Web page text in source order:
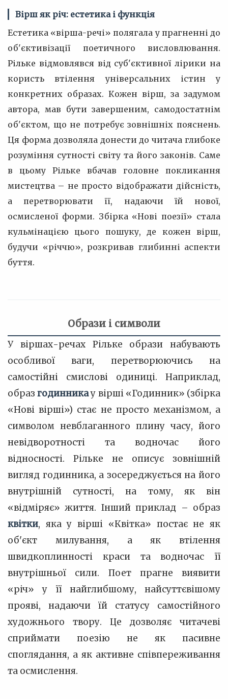
Вірш як річ: естетика і функція
Естетика «вірша-речі» полягала у прагненні до
об'єктивізації поетичного висловлювання.
Рільке відмовлявся від суб'єктивної лірики на
користь втілення універсальних істин у
конкретних образах. Кожен вірш, за задумом
автора, мав бути завершеним, самодостатнім
об'єктом, що не потребує зовнішніх пояснень.
Ця форма дозволяла донести до читача глибоке
розуміння сутності світу та його законів. Саме
в цьому Рільке вбачав головне покликання
мистецтва – не просто відображати дійсність,
а перетворювати її, надаючи їй нової,
осмисленої форми. Збірка «Нові поезії» стала
кульмінацією цього пошуку, де кожен вірш,
будучи «річчю», розкривав глибинні аспекти
буття.
Образи і символи
У віршах-речах Рільке образи набувають
особливої ваги, перетворюючись на
самостійні смислові одиниці. Наприклад,
образгодинникау вірші «Годинник» (збірка
«Нові вірші») стає не просто механізмом, а
символом невблаганного плину часу, його
невідворотності та водночас його
відносності. Рільке не описує зовнішній
вигляд годинника, а зосереджується на його
внутрішній сутності, на тому, як він
«відміряє» життя. Інший приклад – образ
квітки, яка у вірші «Квітка» постає не як
об'єкт милування, а як втілення
швидкоплинності краси та водночас її
внутрішньої сили. Поет прагне виявити
«річ» у її найглибшому, найсуттєвішому
прояві, надаючи їй статусу самостійного
художнього твору. Це дозволяє читачеві
сприймати поезію не як пасивне
споглядання, а як активне співпереживання
та осмислення.